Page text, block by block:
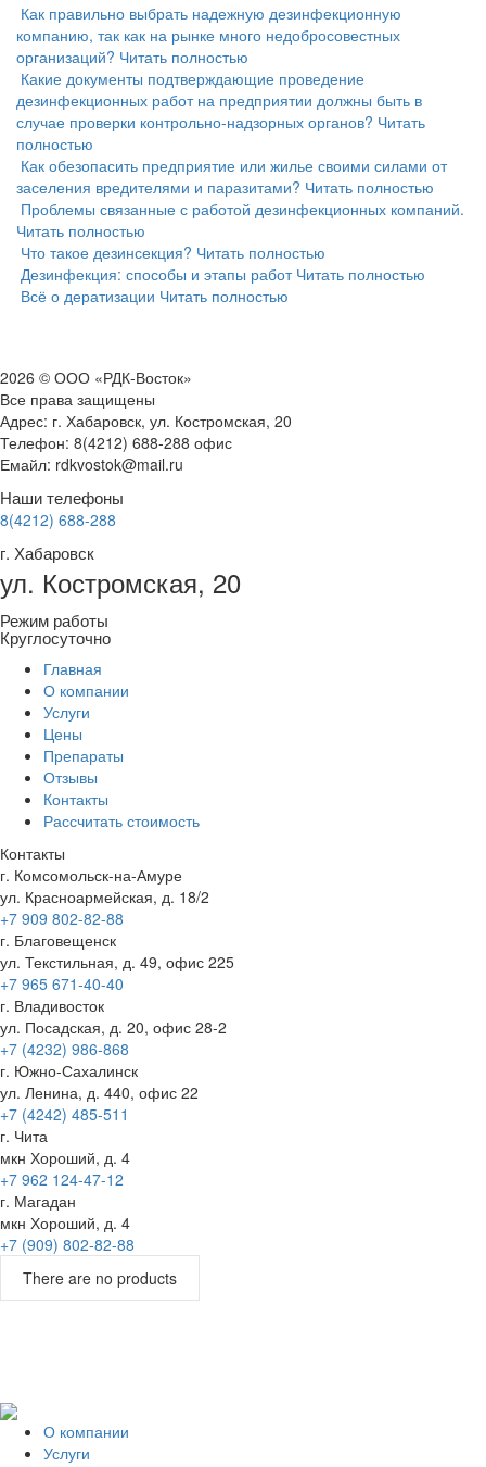
Как правильно выбрать надежную дезинфекционную
компанию, так как на рынке много недобросовестных
организаций? Читать полностью
Какие документы подтверждающие проведение
дезинфекционных работ на предприятии должны быть в
случае проверки контрольно-надзорных органов? Читать
полностью
Как обезопасить предприятие или жилье своими силами от
заселения вредителями и паразитами? Читать полностью
Проблемы связанные с работой дезинфекционных компаний.
Читать полностью
Что такое дезинсекция? Читать полностью
Дезинфекция: способы и этапы работ Читать полностью
Всё о дератизации Читать полностью
2026 © ООО «РДК-Восток»
Все права защищены
Адрес: г. Хабаровск, ул. Костромская, 20
Телефон: 8(4212) 688-288 офис
Емайл: rdkvostok@mail.ru
Наши телефоны
8(4212) 688-288
г. Хабаровск
ул. Костромская, 20
Режим работы
Круглосуточно
Главная
О компании
Услуги
Цены
Препараты
Отзывы
Контакты
Рассчитать стоимость
Контакты
г. Комсомольск-на-Амуре
ул. Красноармейская, д. 18/2
+7 909 802-82-88
г. Благовещенск
ул. Текстильная, д. 49, офис 225
+7 965 671-40-40
г. Владивосток
ул. Посадская, д. 20, офис 28-2
+7 (4232) 986-868
г. Южно-Сахалинск
ул. Ленина, д. 440, офис 22
+7 (4242) 485-511
г. Чита
мкн Хороший, д. 4
+7 962 124-47-12
г. Магадан
мкн Хороший, д. 4
+7 (909) 802-82-88
There are no products
О компании
Услуги